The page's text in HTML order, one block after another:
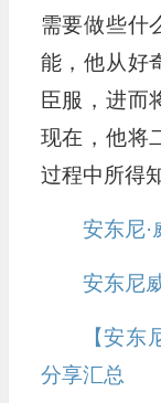
需要做些什
能，他从好
臣服，进而
现在，他将
过程中所得
安东尼·
安东尼
【安
分享汇总